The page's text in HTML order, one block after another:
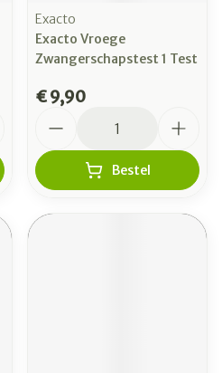
Exacto
Exacto Vroege
Zwangerschapstest 1 Test
€ 9,90
Bestel